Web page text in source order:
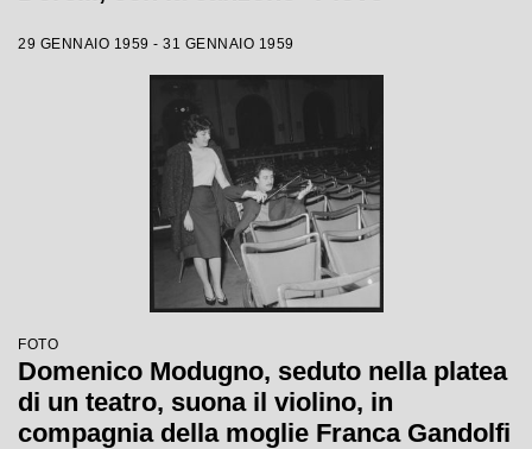
29 GENNAIO 1959 - 31 GENNAIO 1959
FOTO
Domenico Modugno, seduto nella platea
di un teatro, suona il violino, in
compagnia della moglie Franca Gandolfi